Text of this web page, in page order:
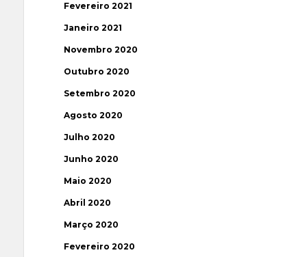
Fevereiro 2021
Janeiro 2021
Novembro 2020
Outubro 2020
Setembro 2020
Agosto 2020
Julho 2020
Junho 2020
Maio 2020
Abril 2020
Março 2020
Fevereiro 2020